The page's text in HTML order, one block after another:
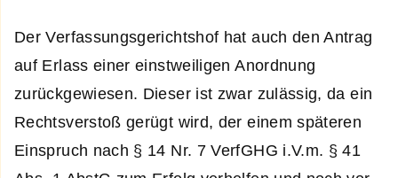
Der Verfassungsgerichtshof hat auch den Antrag
auf Erlass einer einstweiligen Anordnung
zurückgewiesen. Dieser ist zwar zulässig, da ein
Rechtsverstoß gerügt wird, der einem späteren
Einspruch nach § 14 Nr. 7 VerfGHG i.V.m. § 41